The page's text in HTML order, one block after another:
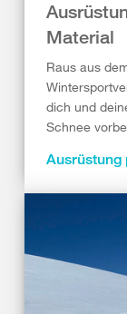
Material
Raus aus
dich und
Schnee
Ausrüstung